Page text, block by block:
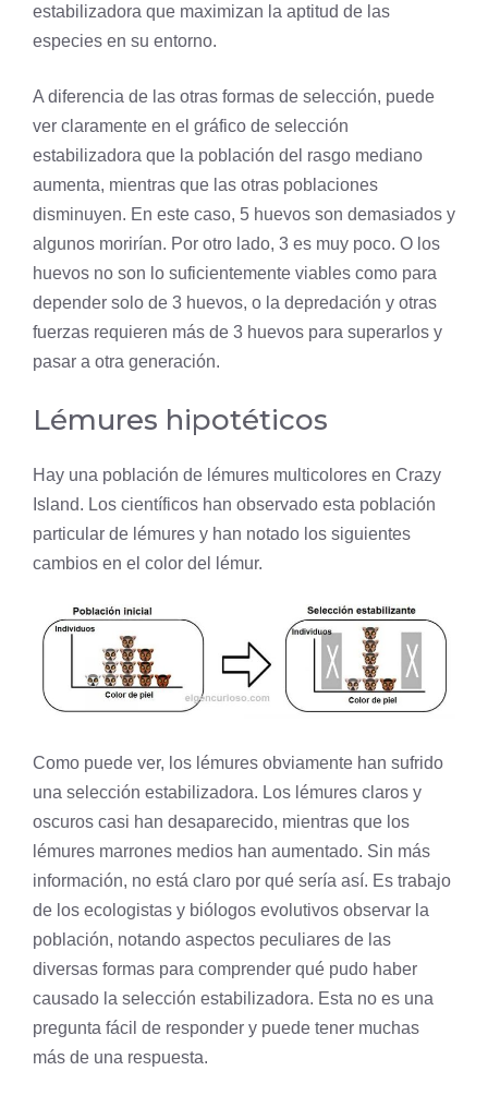
estabilizadora que maximizan la aptitud de las
especies en su entorno.
A diferencia de las otras formas de selección, puede
ver claramente en el gráfico de selección
estabilizadora que la población del rasgo mediano
aumenta, mientras que las otras poblaciones
disminuyen. En este caso, 5 huevos son demasiados y
algunos morirían. Por otro lado, 3 es muy poco. O los
huevos no son lo suficientemente viables como para
depender solo de 3 huevos, o la depredación y otras
fuerzas requieren más de 3 huevos para superarlos y
pasar a otra generación.
Lémures hipotéticos
Hay una población de lémures multicolores en Crazy
Island. Los científicos han observado esta población
particular de lémures y han notado los siguientes
cambios en el color del lémur.
Como puede ver, los lémures obviamente han sufrido
una selección estabilizadora. Los lémures claros y
oscuros casi han desaparecido, mientras que los
lémures marrones medios han aumentado. Sin más
información, no está claro por qué sería así. Es trabajo
de los ecologistas y biólogos evolutivos observar la
población, notando aspectos peculiares de las
diversas formas para comprender qué pudo haber
causado la selección estabilizadora. Esta no es una
pregunta fácil de responder y puede tener muchas
más de una respuesta.